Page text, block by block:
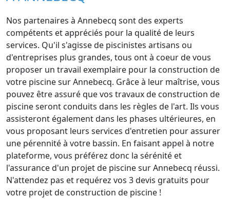
Nos partenaires à Annebecq sont des experts
compétents et appréciés pour la qualité de leurs
services. Qu'il s'agisse de piscinistes artisans ou
d'entreprises plus grandes, tous ont à coeur de vous
proposer un travail exemplaire pour la construction de
votre piscine sur Annebecq. Grâce à leur maîtrise, vous
pouvez être assuré que vos travaux de construction de
piscine seront conduits dans les règles de l'art. Ils vous
assisteront également dans les phases ultérieures, en
vous proposant leurs services d'entretien pour assurer
une pérennité à votre bassin. En faisant appel à notre
plateforme, vous préférez donc la sérénité et
l'assurance d'un projet de piscine sur Annebecq réussi.
N'attendez pas et requérez vos 3 devis gratuits pour
votre projet de construction de piscine !